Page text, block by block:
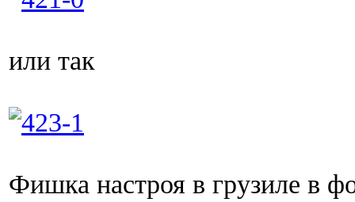
или так
Фишка настроя в грузиле в